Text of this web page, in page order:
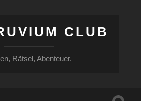
CLUB
Rätsel, Abenteuer.